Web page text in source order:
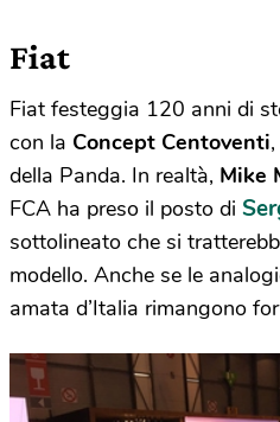
Fiat
Fiat festeggia 120 anni di
con la Concept Centoventi
della Panda. In realtà, Mike
FCA ha preso il posto di
sottolineato che si
modello. Anche se le
amata d’Italia rimangono